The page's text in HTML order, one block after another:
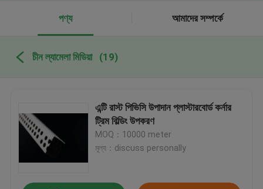
পণ্য
আমাদের সম্পর্কে
চীন ল্যামেলা মিডিয়া (19)
এন্টি রাস্ট পিভিসি উপাদান প্লাস্টারবোর্ড কর্নার
ট্রিম বিল্ডিং উপকরণ
MOQ：10000 meter
মূল্য：discuss personally